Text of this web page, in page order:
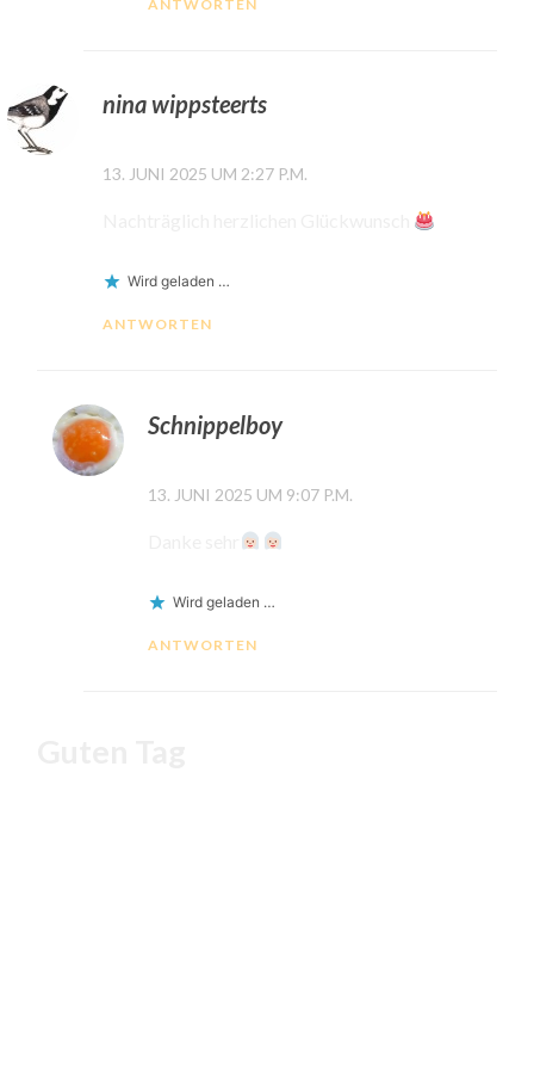
ANTWORTEN
nina wippsteerts
13. JUNI 2025 UM 2:27 P.M.
Wird geladen …
ANTWORTEN
Schnippelboy
13. JUNI 2025 UM 9:07 P.M.
Wird geladen …
ANTWORTEN